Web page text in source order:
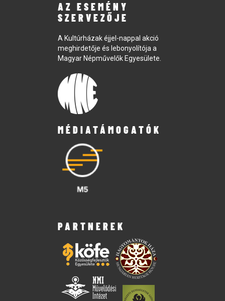
AZ ESEMÉNY
SZERVEZŐJE
A Kultúrházak éjjel-nappal akció
meghirdetője és lebonyolítója a
Magyar Népművelők Egyesülete.
MÉDIATÁMOGATÓK
PARTNEREK